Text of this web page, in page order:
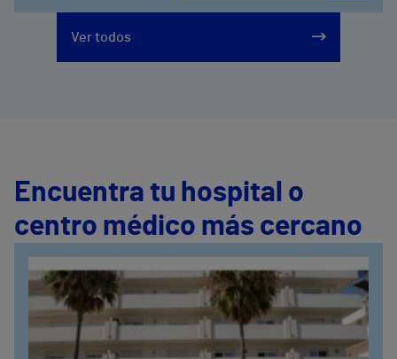
Ver todos
Encuentra tu hospital o
centro médico más cercano